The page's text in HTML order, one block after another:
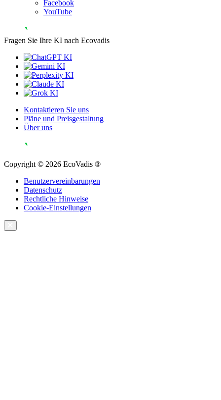
Facebook
YouTube
Fragen Sie Ihre KI nach Ecovadis
Kontaktieren Sie uns
Pläne und Preisgestaltung
Über uns
Copyright © 2026 EcoVadis ®
Benutzervereinbarungen
Datenschutz
Rechtliche Hinweise
Cookie-Einstellungen